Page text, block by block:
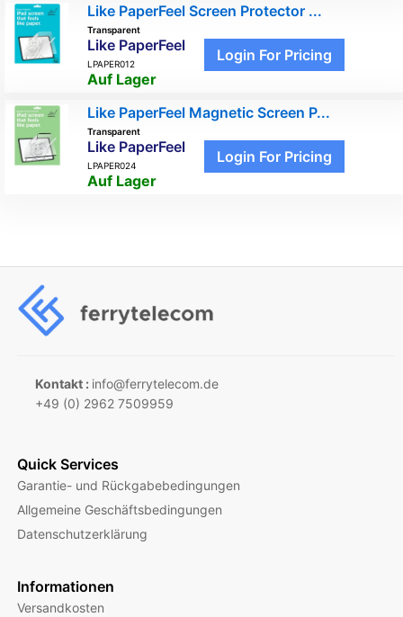
Like PaperFeel Screen Protector ...
Transparent
Like PaperFeel
LPAPER012
Auf Lager
Login For Pricing
Like PaperFeel Magnetic Screen P...
Transparent
Like PaperFeel
LPAPER024
Auf Lager
Login For Pricing
Kontakt : info@ferrytelecom.de
+49 (0) 2962 7509959
Quick Services
Garantie- und Rückgabebedingungen
Allgemeine Geschäftsbedingungen
Datenschutzerklärung
Informationen
Versandkosten